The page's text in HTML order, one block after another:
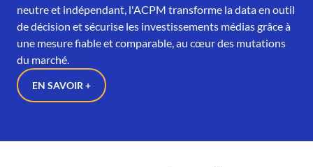
neutre et indépendant, l'ACPM transforme la data en outil
de décision et sécurise les investissements médias grâce à
une mesure fiable et comparable, au cœur des mutations
du marché.
EN SAVOIR +